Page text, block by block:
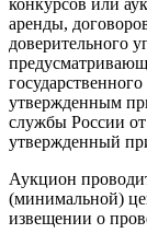
конкурсов или
аренды,
доверительного
утвержденным
службы России
утвержденный
Аукцион
(минимальной)
извещении о